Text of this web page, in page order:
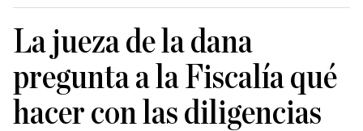
La jueza de la dana
pregunta a la Fiscalía qué
hacer con las diligencias